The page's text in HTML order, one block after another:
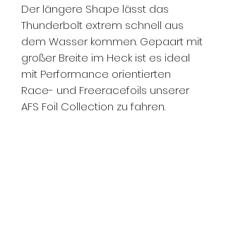
Der längere Shape lässt das
Thunderbolt extrem schnell aus
dem Wasser kommen. Gepaart mit
großer Breite im Heck ist es ideal
mit Performance orientierten
Race- und Freeracefoils unserer
AFS Foil Collection zu fahren.